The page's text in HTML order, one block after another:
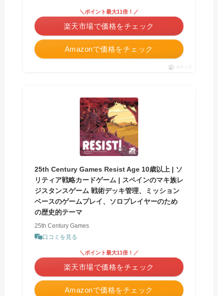
Amazonで価格をチェック
＼ポイント最大11倍！／
楽天市場で価格をチェック
ポチップ
25th Century Games Resist Age 10歳以上 | ソ
リティア戦略カードゲーム | スペインのマキ族レ
ジスタンスゲーム 戦術デッキ管理、ミッション
ベースのゲームプレイ、ソロプレイヤーのため
の歴史的テーマ
25th Century Games
口コミを見る
Amazonで価格をチェック
＼ポイント最大11倍！／
楽天市場で価格をチェック